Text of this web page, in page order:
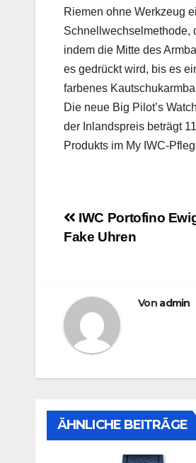
Riemen ohne Werkzeug
Schnellwechselmethode,
indem die Mitte des
es gedrückt wird, bis es
farbenes
Die neue Big Pilot’s
der Inlandspreis beträgt
Produkts im My IWC-
IWC Portofino
Fake Uhren
Von admin
ÄHNLICHE BEITRÄGE